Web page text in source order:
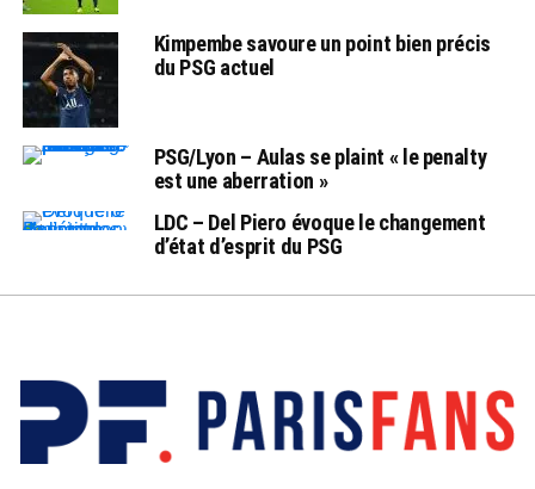
Kimpembe savoure un point bien précis
du PSG actuel
PSG/Lyon – Aulas se plaint « le penalty
est une aberration »
LDC – Del Piero évoque le changement
d’état d’esprit du PSG